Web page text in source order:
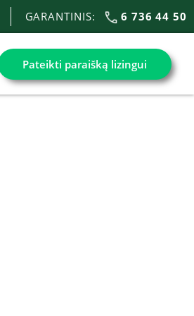
GARANTINIS: 6 736 44 50
Pateikti paraišką lizingui